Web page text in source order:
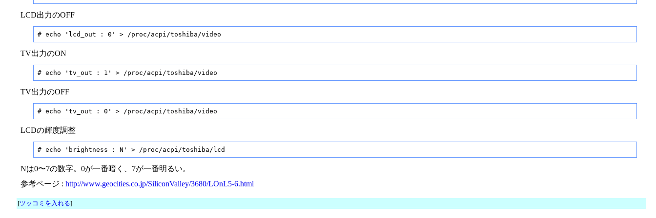
LCD出力のOFF
# echo 'lcd_out : 0' > /proc/acpi/toshiba/video
TV出力のON
# echo 'tv_out : 1' > /proc/acpi/toshiba/video
TV出力のOFF
# echo 'tv_out : 0' > /proc/acpi/toshiba/video
LCDの輝度調整
# echo 'brightness : N' > /proc/acpi/toshiba/lcd
Nは0〜7の数字。0が一番暗く、7が一番明るい。
参考ページ : http://www.geocities.co.jp/SiliconValley/3680/LOnL5-6.html
[ツッコミを入れる]